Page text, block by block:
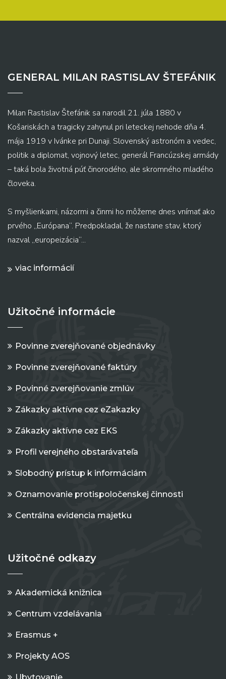
GENERAL MILAN RASTISLAV ŠTEFÁNIK
Milan Rastislav Štefánik sa narodil 21. júla 1880 v
Košariskách a tragicky zahynul pri leteckej nehode dňa 4.
mája 1919 v Ivánke pri Dunaji. Slovenský astronóm a vedec,
politik a diplomat, vojnový letec, generál Francúzskej armády
– taká bola životná púť činorodého, ale skromného mladého
človeka.
S myšlienkami, názormi a činmi ho môžeme dnes vnímať ako
prvého „Európana“. Predpokladal, že nastane stav, ktorý
nazval „europeizácia“...
viac informácií
Užitočné informácie
Povinne zverejňované objednávky
Povinne zverejňované faktúry
Povinné zverejňovanie zmlúv
Zákazky aktívne cez eZakazky
Zákazky aktívne cez EKS
Profil verejného obstarávateľa
Slobodný prístup k informáciám
Oznamovanie protispoločenskej činnosti
Centrálna evidencia majetku
Užitočné odkazy
Akademická knižnica
Centrum vzdelávania
Erasmus +
Projekty AOS